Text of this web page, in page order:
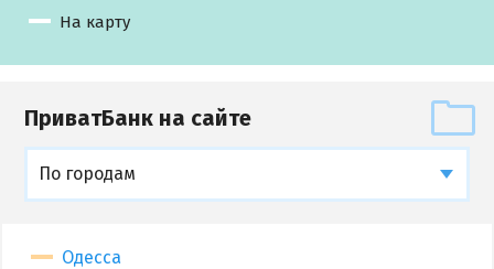
На карту
ПриватБанк на сайте
По городам
Одесса